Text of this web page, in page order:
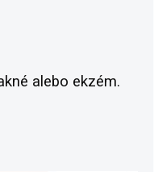
alebo ekzém.